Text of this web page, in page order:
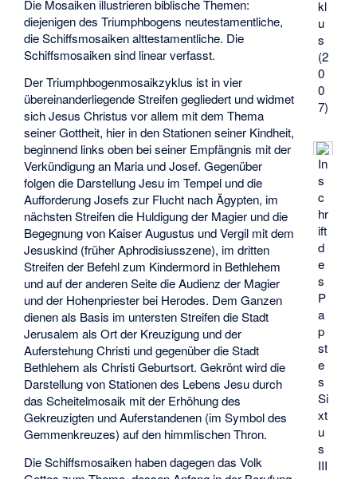
kl
u
s
(2
0
0
7)
In
s
c
hr
ift
d
e
s
P
a
p
st
e
s
Si
xt
u
s
III
Die Mosaiken illustrieren biblische Themen:
diejenigen des Triumphbogens neutestamentliche,
die Schiffsmosaiken alttestamentliche. Die
Schiffsmosaiken sind linear verfasst.
Der Triumphbogenmosaikzyklus ist in vier
übereinanderliegende Streifen gegliedert und widmet
sich Jesus Christus vor allem mit dem Thema
seiner Gottheit, hier in den Stationen seiner Kindheit,
beginnend links oben bei seiner Empfängnis mit der
Verkündigung an Maria und Josef. Gegenüber
folgen die Darstellung Jesu im Tempel und die
Aufforderung Josefs zur Flucht nach Ägypten, im
nächsten Streifen die Huldigung der Magier und die
Begegnung von Kaiser Augustus und Vergil mit dem
Jesuskind (früher Aphrodisiusszene), im dritten
Streifen der Befehl zum Kindermord in Bethlehem
und auf der anderen Seite die Audienz der Magier
und der Hohenpriester bei Herodes. Dem Ganzen
dienen als Basis im untersten Streifen die Stadt
Jerusalem als Ort der Kreuzigung und der
Auferstehung Christi und gegenüber die Stadt
Bethlehem als Christi Geburtsort. Gekrönt wird die
Darstellung von Stationen des Lebens Jesu durch
das Scheitelmosaik mit der Erhöhung des
Gekreuzigten und Auferstandenen (im Symbol des
Gemmenkreuzes) auf den himmlischen Thron.
Die Schiffsmosaiken haben dagegen das Volk